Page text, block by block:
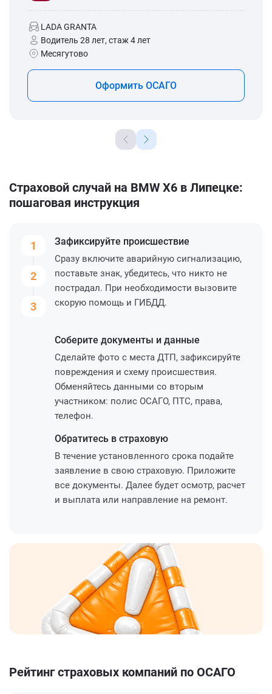
LADA GRANTA
Водитель 28 лет, стаж 4 лет
Месягутово
Оформить ОСАГО
Страховой случай на BMW X6 в Липецке:
пошаговая инструкция
1
2
3
Зафиксируйте происшествие
Сразу включите аварийную сигнализацию,
поставьте знак, убедитесь, что никто не
пострадал. При необходимости вызовите
скорую помощь и ГИБДД.
Соберите документы и данные
Сделайте фото с места ДТП, зафиксируйте
повреждения и схему происшествия.
Обменяйтесь данными со вторым
участником: полис ОСАГО, ПТС, права,
телефон.
Обратитесь в страховую
В течение установленного срока подайте
заявление в свою страховую. Приложите
все документы. Далее будет осмотр, расчет
и выплата или направление на ремонт.
Рейтинг страховых компаний по ОСАГО